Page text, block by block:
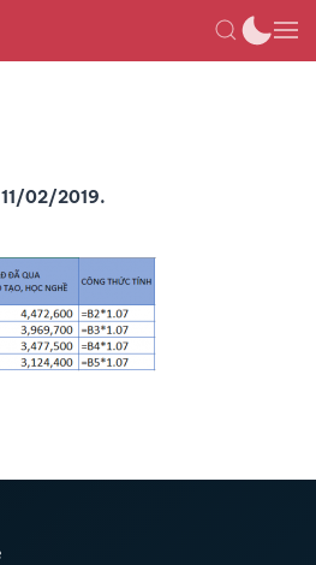
11/02/2019.